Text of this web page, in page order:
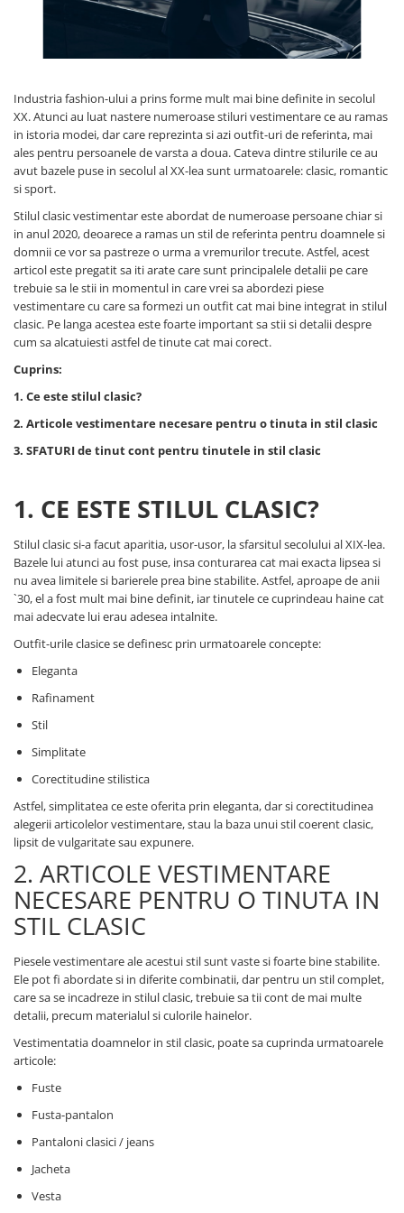
Industria fashion-ului a prins forme mult mai bine definite in secolul
XX. Atunci au luat nastere numeroase stiluri vestimentare ce au ramas
in istoria modei, dar care reprezinta si azi outfit-uri de referinta, mai
ales pentru persoanele de varsta a doua. Cateva dintre stilurile ce au
avut bazele puse in secolul al XX-lea sunt urmatoarele: clasic, romantic
si sport.
Stilul clasic vestimentar este abordat de numeroase persoane chiar si
in anul 2020, deoarece a ramas un stil de referinta pentru doamnele si
domnii ce vor sa pastreze o urma a vremurilor trecute. Astfel, acest
articol este pregatit sa iti arate care sunt principalele detalii pe care
trebuie sa le stii in momentul in care vrei sa abordezi piese
vestimentare cu care sa formezi un outfit cat mai bine integrat in stilul
clasic. Pe langa acestea este foarte important sa stii si detalii despre
cum sa alcatuiesti astfel de tinute cat mai corect.
Cuprins:
1. Ce este stilul clasic?
2. Articole vestimentare necesare pentru o tinuta in stil clasic
3. SFATURI de tinut cont pentru tinutele in stil clasic
1. CE ESTE STILUL CLASIC?
Stilul clasic si-a facut aparitia, usor-usor, la sfarsitul secolului al XIX-lea.
Bazele lui atunci au fost puse, insa conturarea cat mai exacta lipsea si
nu avea limitele si barierele prea bine stabilite. Astfel, aproape de anii
`30, el a fost mult mai bine definit, iar tinutele ce cuprindeau haine cat
mai adecvate lui erau adesea intalnite.
Outfit-urile clasice se definesc prin urmatoarele concepte:
Eleganta
Rafinament
Stil
Simplitate
Corectitudine stilistica
Astfel, simplitatea ce este oferita prin eleganta, dar si corectitudinea
alegerii articolelor vestimentare, stau la baza unui stil coerent clasic,
lipsit de vulgaritate sau expunere.
2. ARTICOLE VESTIMENTARE
NECESARE PENTRU O TINUTA IN
STIL CLASIC
Piesele vestimentare ale acestui stil sunt vaste si foarte bine stabilite.
Ele pot fi abordate si in diferite combinatii, dar pentru un stil complet,
care sa se incadreze in stilul clasic, trebuie sa tii cont de mai multe
detalii, precum materialul si culorile hainelor.
Vestimentatia doamnelor in stil clasic, poate sa cuprinda urmatoarele
articole:
Fuste
Fusta-pantalon
Pantaloni clasici / jeans
Jacheta
Vesta